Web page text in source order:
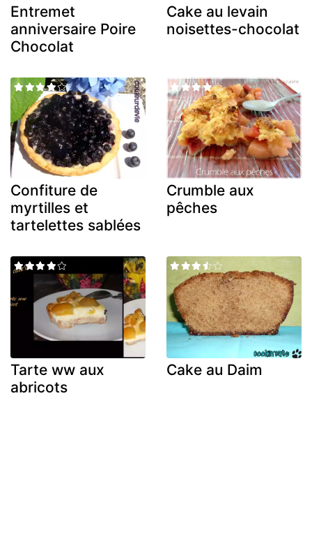
Entremet
anniversaire Poire
Chocolat
Cake au levain
noisettes-chocolat
Confiture de
myrtilles et
tartelettes sablées
Crumble aux
pêches
Tarte ww aux
abricots
Cake au Daim